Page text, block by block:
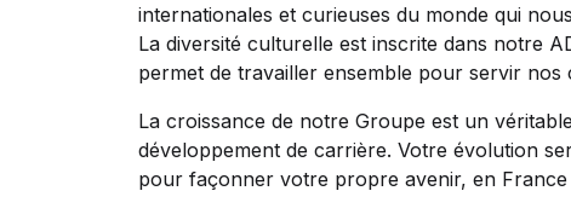
internationales et curieuses du monde qui
La diversité culturelle est inscrite dans notre
permet de travailler ensemble pour servir nos
La croissance de notre Groupe est un
développement de carrière. Votre évolution
pour façonner votre propre avenir, en France